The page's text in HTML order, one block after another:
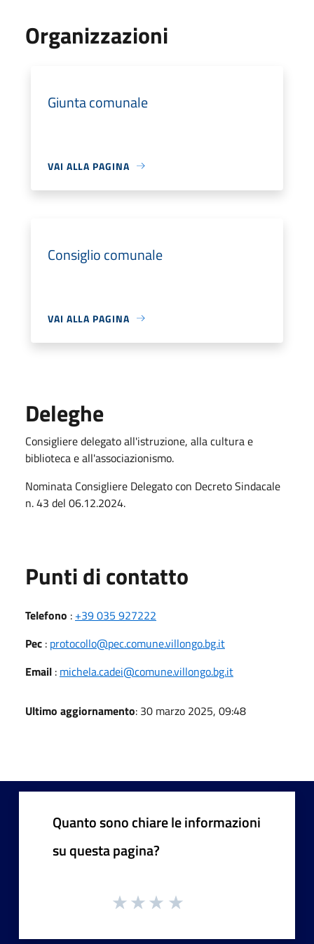
Organizzazioni
Giunta comunale
VAI ALLA PAGINA
Consiglio comunale
VAI ALLA PAGINA
Deleghe
Consigliere delegato all'istruzione, alla cultura e
biblioteca e all'associazionismo.
Nominata Consigliere Delegato con Decreto Sindacale
n. 43 del 06.12.2024.
Punti di contatto
Telefono : +39 035 927222
Pec : protocollo@pec.comune.villongo.bg.it
Email : michela.cadei@comune.villongo.bg.it
Ultimo aggiornamento: 30 marzo 2025, 09:48
Quanto sono chiare le informazioni
su questa pagina?